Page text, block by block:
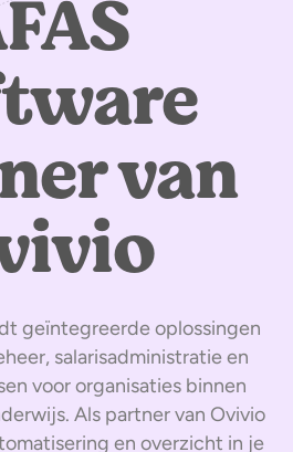
van
geïntegreerde oplossingen
salarisadministratie en
voor organisaties binnen
Als partner van Ovivio
en overzicht in je